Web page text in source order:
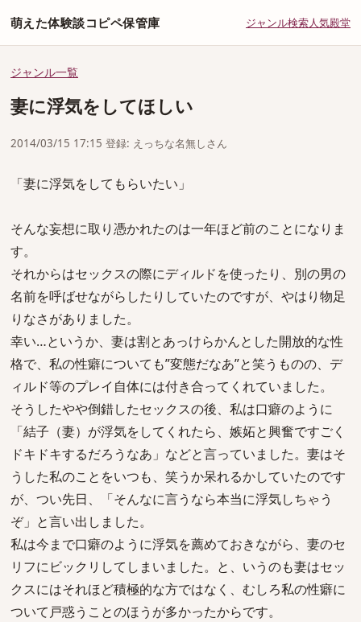
萌えた体験談コピペ保管庫 ジャンル検索人気殿堂
ジャンル一覧
妻に浮気をしてほしい
2014/03/15 17:15 登録: えっちな名無しさん
「妻に浮気をしてもらいたい」
そんな妄想に取り憑かれたのは一年ほど前のことになりま
す。
それからはセックスの際にディルドを使ったり、別の男の
名前を呼ばせながらしたりしていたのですが、やはり物足
りなさがありました。
幸い…というか、妻は割とあっけらかんとした開放的な性
格で、私の性癖についても”変態だなあ”と笑うものの、デ
ィルド等のプレイ自体には付き合ってくれていました。
そうしたやや倒錯したセックスの後、私は口癖のように
「結子（妻）が浮気をしてくれたら、嫉妬と興奮ですごく
ドキドキするだろうなあ」などと言っていました。妻はそ
うした私のことをいつも、笑うか呆れるかしていたのです
が、つい先日、「そんなに言うなら本当に浮気しちゃう
ぞ」と言い出しました。
私は今まで口癖のように浮気を薦めておきながら、妻のセ
リフにビックリしてしまいました。と、いうのも妻はセッ
クスにはそれほど積極的な方ではなく、むしろ私の性癖に
ついて戸惑うことのほうが多かったからです。